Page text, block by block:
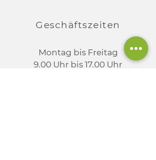
Geschäftszeiten
Montag bis Freitag
9.00 Uhr bis 17.00 Uhr